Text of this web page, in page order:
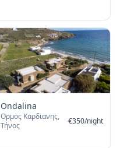
Ondalina
Ορμος Καρδιανης,
Τήνος
€350/night